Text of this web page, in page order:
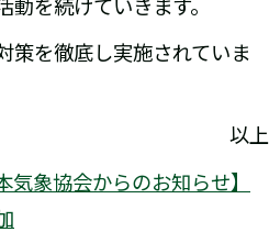
を徹底し実施されていま
以上
気象協会からのお知らせ】